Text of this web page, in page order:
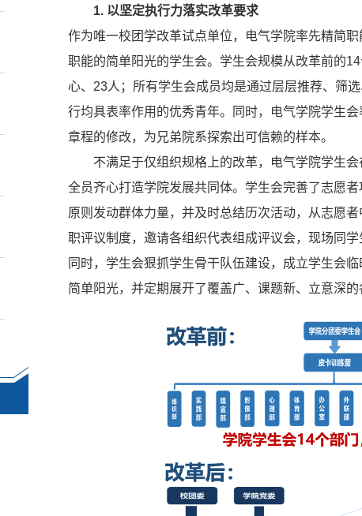
1. 以坚定执行力落实改革要求
作为唯一校团学改革试点单位，电气学院率先精简
职能的简单阳光的学生会。学生会规模从改革前的14
心、 23人；所有学生会成员均是通过层层推荐、筛
行均具表率作用的优秀青年。同时，电气学院学生
章程的修改，为兄弟院系探索出可信赖的样本。
不满足于仅组织规格上的改革，电气学院学生
全员齐心打造学院发展共同体。学生会完善了志愿
原则发动群体力量，并及时总结历次活动，从志愿
职评议制度，邀请各组织代表组成评议会，现场同
同时，学生会狠抓学生骨干队伍建设，成立学生会
简单阳光，并定期展开了覆盖广、课题新、立意深的